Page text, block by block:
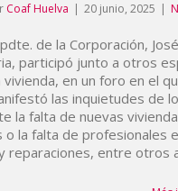
Coaf Huelva | 20 junio, 2025 |
de la Corporación,
participó junto a otros
vivienda, en un foro en el
las inquietudes de
la falta de nuevas
o la falta de profesionales
reparaciones, entre otros